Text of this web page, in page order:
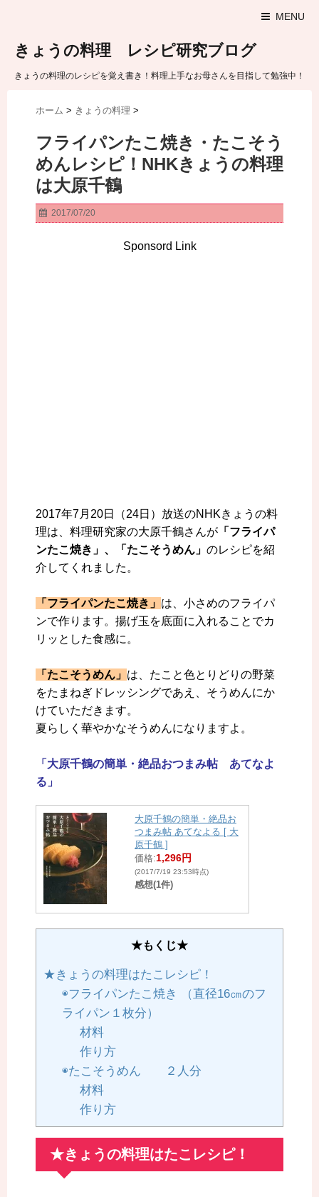
MENU
きょうの料理 レシピ研究ブログ
きょうの料理のレシピを覚え書き！料理上手なお母さんを目指して勉強中！
ホーム > きょうの料理 >
フライパンたこ焼き・たこそう
めんレシピ！NHKきょうの料理
は大原千鶴
2017/07/20
Sponsord Link
2017年7月20日（24日）放送のNHKきょうの料
理は、料理研究家の大原千鶴さんが 「フライパ
ンたこ焼き」、「たこそうめん」 のレシピを紹
介してくれました。
「フライパンたこ焼き」 は、小さめのフライパ
ンで作ります。揚げ玉を底面に入れることでカ
リッとした食感に。
「たこそうめん」 は、たこと色とりどりの野菜
をたまねぎドレッシングであえ、そうめんにか
けていただきます。
夏らしく華やかなそうめんになりますよ。
「大原千鶴の簡単・絶品おつまみ帖 あてなよ
る」
大原千鶴の簡単・絶品お
つまみ帖 あてなよる [ 大
原千鶴 ]
価格:1,296円
(2017/7/19 23:53時点)
感想(1件)
★もくじ★
★きょうの料理はたこレシピ！
◉フライパンたこ焼き （直径16㎝のフ
ライパン１枚分）
材料
作り方
◉たこそうめん ２人分
材料
作り方
★きょうの料理はたこレシピ！